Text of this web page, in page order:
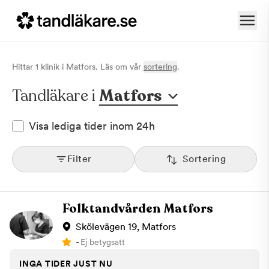
Hittar 1 klinik i Matfors. Läs om vår sortering.
Tandläkare i Matfors
Visa lediga tider inom 24h
Filter Sortering
Folktandvården Matfors
Skölevägen 19, Matfors
-Ej betygsatt
INGA TIDER JUST NU